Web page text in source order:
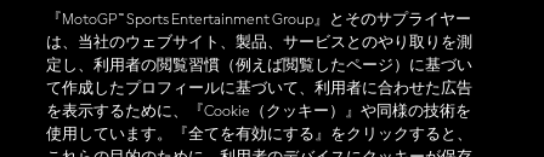
購入ポリシー
オフィシャルアプリ
『MotoGP™ Sports Entertainment Group』とそのサプライヤー
は、当社のウェブサイト、製品、サービスとのやり取りを測
定し、利用者の閲覧習慣（例えば閲覧したページ）に基づい
て作成したプロフィールに基づいて、利用者に合わせた広告
を表示するために、『Cookie（クッキー）』や同様の技術を
使用しています。『全てを有効にする』をクリックすると、